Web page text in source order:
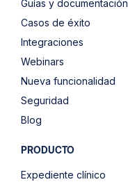
Guías y documentación
Casos de éxito
Integraciones
Webinars
Nueva funcionalidad
Seguridad
Blog
PRODUCTO
Expediente clínico